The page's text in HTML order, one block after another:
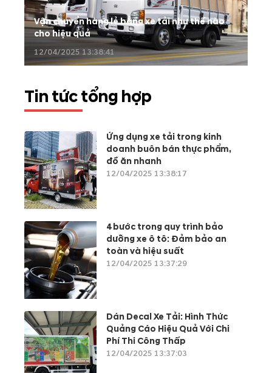
Vận chuyển hàng lẻ bằng xe tải như thế nào
cho hiệu quả
12/04/2025 13:38:41
Tin tức tổng hợp
Ứng dụng xe tải trong kinh
doanh buôn bán thực phẩm,
đồ ăn nhanh
12/04/2025 13:38:17
4 bước trong quy trình bảo
dưỡng xe ô tô: Đảm bảo an
toàn và hiệu suất
12/04/2025 13:37:29
Dán Decal Xe Tải: Hình Thức
Quảng Cáo Hiệu Quả Với Chi
Phí Thi Công Thấp
12/04/2025 13:37:03